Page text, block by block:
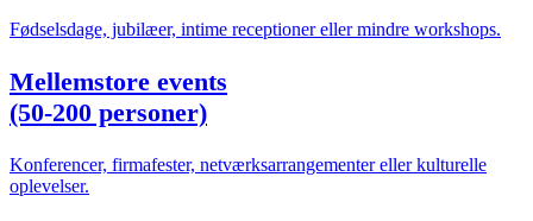
Fødselsdage, jubilæer, intime receptioner eller mindre workshops.
Mellemstore events
(50-200 personer)
Konferencer, firmafester, netværksarrangementer eller kulturelle
oplevelser.